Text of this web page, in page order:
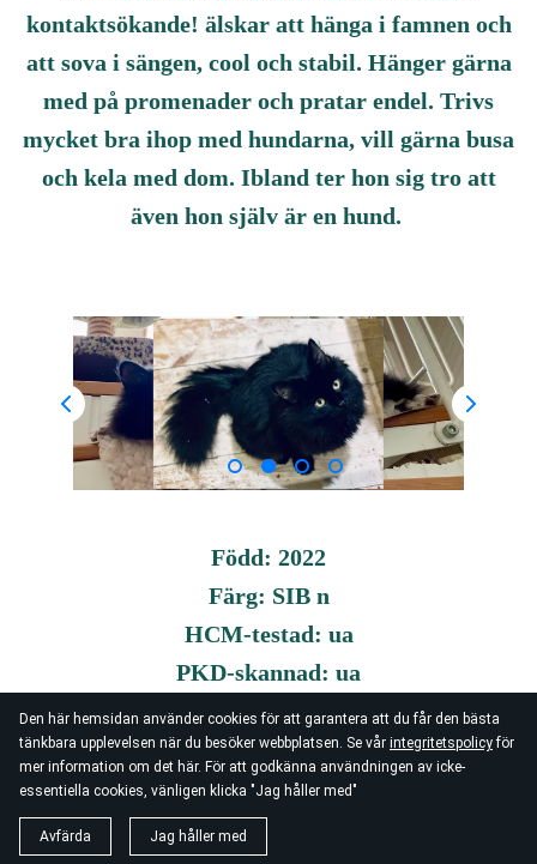
Den här hemsidan använder cookies för att garantera att du får den bästa
tänkbara upplevelsen när du besöker webbplatsen. Se vår integritetspolicyför
mer information om det här. För att godkänna användningen av icke-
essentiella cookies, vänligen klicka "Jag håller med"
Avfärda Jag håller med
kontaktsökande! älskar att hänga i famnen och
att sova i sängen, cool och stabil. Hänger gärna
med på promenader och pratar endel. Trivs
mycket bra ihop med hundarna, vill gärna busa
och kela med dom. Ibland ter hon sig tro att
även hon själv är en hund.
Född: 2022
Färg: SIB n
HCM-testad: ua
PKD-skannad: ua
Blodgrupp: A